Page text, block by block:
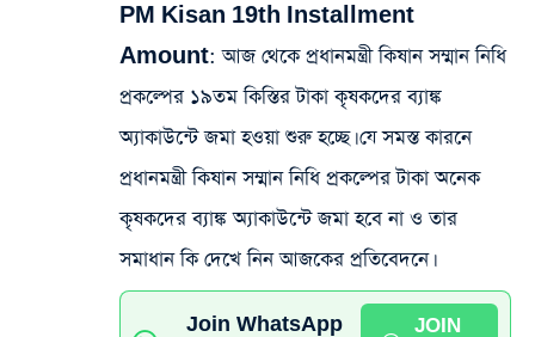
PM Kisan 19th Installment
Amount: আজ থেকে প্রধানমন্ত্রী কিষান সম্মান নিধি
প্রকল্পের ১৯তম কিস্তির টাকা কৃষকদের ব্যাঙ্ক
অ্যাকাউন্টে জমা হওয়া শুরু হচ্ছে। যে সমস্ত কারনে
প্রধানমন্ত্রী কিষান সম্মান নিধি প্রকল্পের টাকা অনেক
কৃষকদের ব্যাঙ্ক অ্যাকাউন্টে জমা হবে না ও তার
সমাধান কি দেখে নিন আজকের প্রতিবেদনে।
Join WhatsApp
JOIN